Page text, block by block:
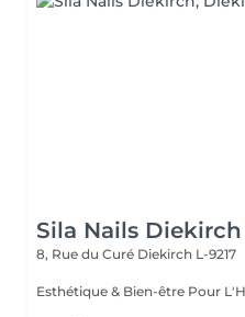
Sila Nails Diekirch
8, Rue du Curé Diekirch L-9217
Esthétique &